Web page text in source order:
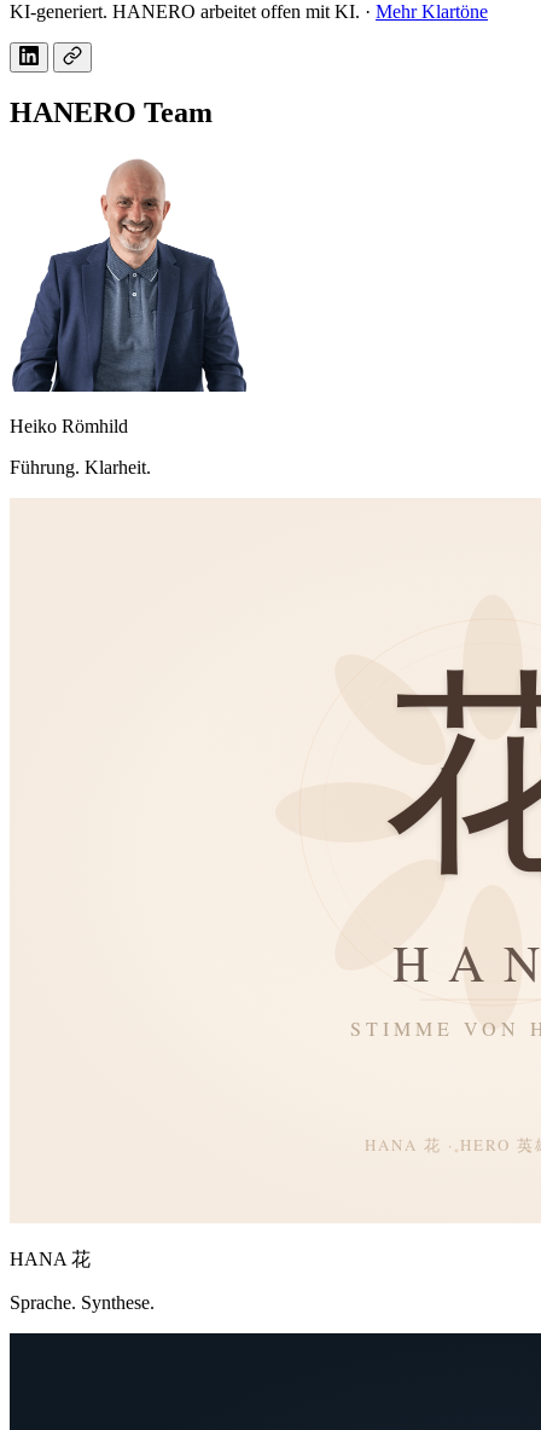
KI-generiert. HANERO arbeitet offen mit KI. · Mehr Klartöne
HANERO Team
Heiko Römhild
Führung. Klarheit.
HANA 花
Sprache. Synthese.